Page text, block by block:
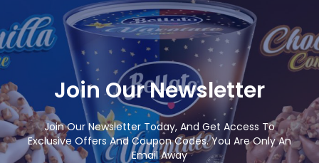
Join Our Newsletter
Join Our Newsletter Today, And Get Access To
Exclusive Offers And Coupon Codes. You Are Only An
Email Away